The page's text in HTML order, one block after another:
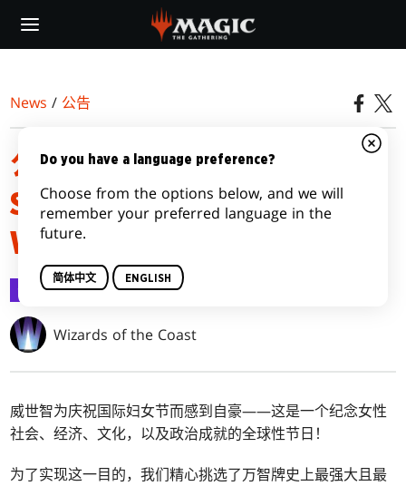
main
News / 公告
公布SECRET LAIR DROP
SERIES: INTERNATIONAL
WOMEN'S DAY 2020
公告 2020-02-26
Wizards of the Coast
威世智为庆祝国际妇女节而感到自豪——这是一个纪念女性
社会、经济、文化，以及政治成就的全球性节日！
为了实现这一目的，我们精心挑选了万智牌史上最强大且最
Do you have a language preference?
Choose from the options below, and we will
remember your preferred language in the
future.
简体中文 ENGLISH